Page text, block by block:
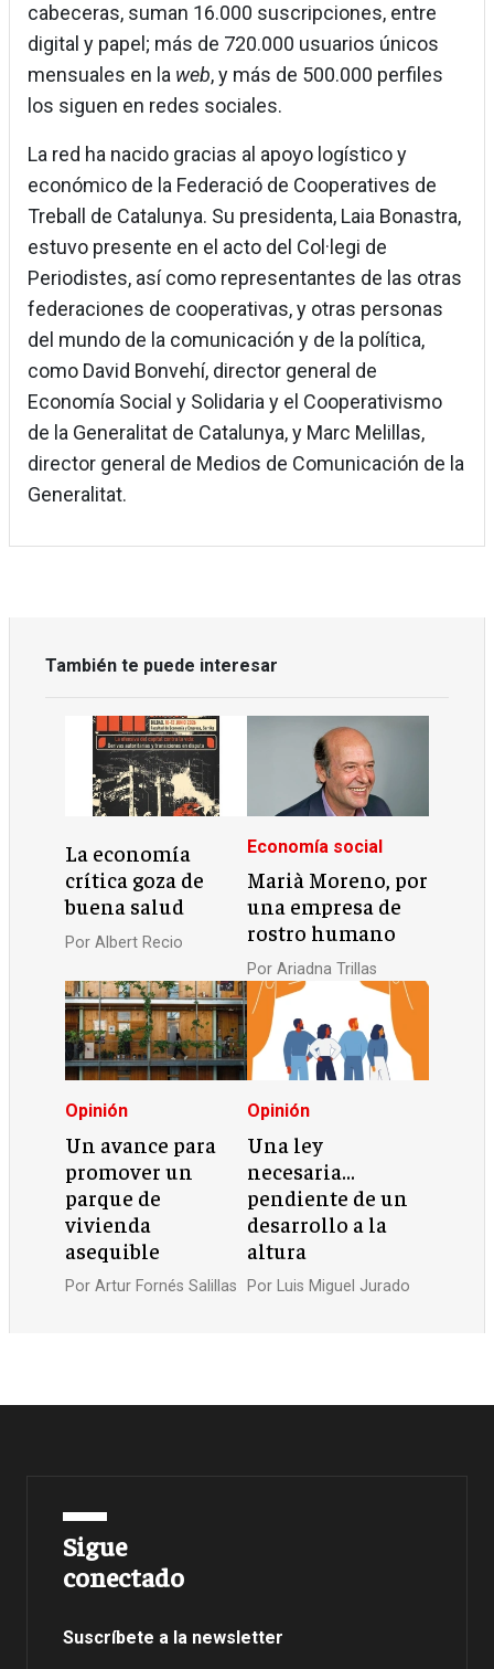
cabeceras, suman 16.000 suscripciones, entre
digital y papel; más de 720.000 usuarios únicos
mensuales en la web, y más de 500.000 perfiles
los siguen en redes sociales.
La red ha nacido gracias al apoyo logístico y
económico de la Federació de Cooperatives de
Treball de Catalunya. Su presidenta, Laia Bonastra,
estuvo presente en el acto del Col·legi de
Periodistes, así como representantes de las otras
federaciones de cooperativas, y otras personas
del mundo de la comunicación y de la política,
como David Bonvehí, director general de
Economía Social y Solidaria y el Cooperativismo
de la Generalitat de Catalunya, y Marc Melillas,
director general de Medios de Comunicación de la
Generalitat.
También te puede interesar
La economía
crítica goza de
buena salud
PorAlbert Recio
Economía social
Marià Moreno, por
una empresa de
rostro humano
Por Ariadna Trillas
Opinión
Un avance para
promover un
parque de
vivienda
asequible
PorArtur Fornés Salillas
Opinión
Una ley
necesaria…
pendiente de un
desarrollo a la
altura
Por Luis Miguel Jurado
Sigue
conectado
Suscríbete a la newsletter